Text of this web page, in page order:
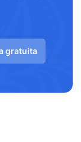
gratuita